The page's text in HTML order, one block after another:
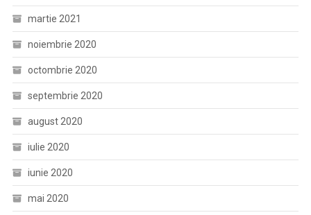
martie 2021
noiembrie 2020
octombrie 2020
septembrie 2020
august 2020
iulie 2020
iunie 2020
mai 2020